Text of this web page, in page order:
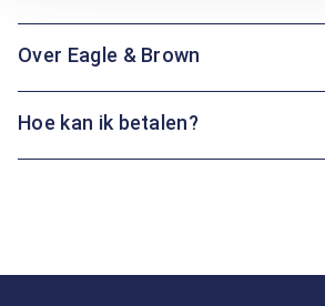
Over Eagle & Brown
Hoe kan ik betalen?